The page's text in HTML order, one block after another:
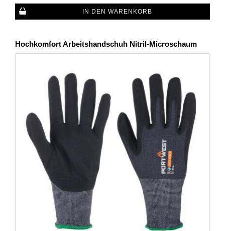
IN DEN WARENKORB
Hochkomfort Arbeitshandschuh Nitril-Microschaum